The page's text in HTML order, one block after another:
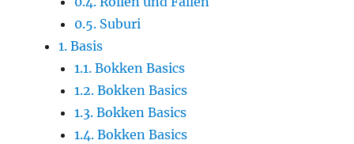
0.5. Suburi
1. Basis
1.1. Bokken Basics
1.2. Bokken Basics
1.3. Bokken Basics
1.4. Bokken Basics